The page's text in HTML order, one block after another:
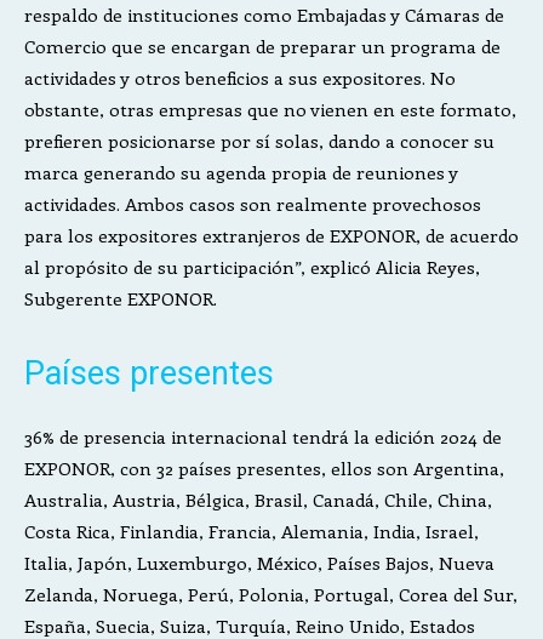
respaldo de instituciones como Embajadas y Cámaras de
Comercio que se encargan de preparar un programa de
actividades y otros beneficios a sus expositores. No
obstante, otras empresas que no vienen en este formato,
prefieren posicionarse por sí solas, dando a conocer su
marca generando su agenda propia de reuniones y
actividades. Ambos casos son realmente provechosos
para los expositores extranjeros de EXPONOR, de acuerdo
al propósito de su participación”, explicó Alicia Reyes,
Subgerente EXPONOR.
Países presentes
36% de presencia internacional tendrá la edición 2024 de
EXPONOR, con 32 países presentes, ellos son Argentina,
Australia, Austria, Bélgica, Brasil, Canadá, Chile, China,
Costa Rica, Finlandia, Francia, Alemania, India, Israel,
Italia, Japón, Luxemburgo, México, Países Bajos, Nueva
Zelanda, Noruega, Perú, Polonia, Portugal, Corea del Sur,
España, Suecia, Suiza, Turquía, Reino Unido, Estados